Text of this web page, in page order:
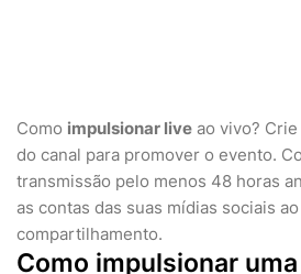
Como impulsionar live ao vivo?
do canal para promover o evento.
transmissão pelo menos 48 horas
as contas das suas mídias sociais
compartilhamento.
Como impulsionar